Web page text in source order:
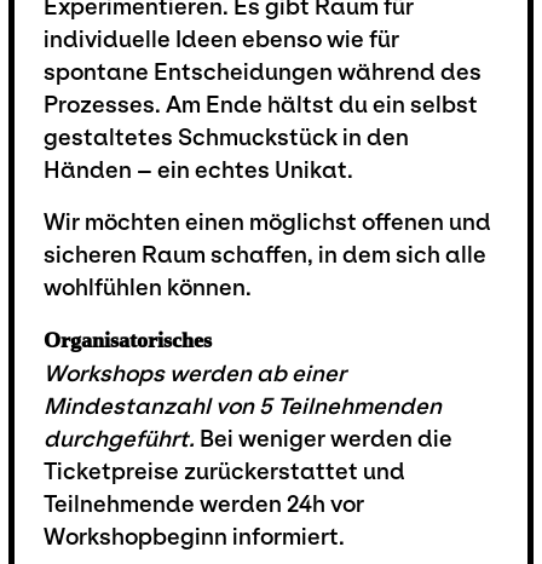
Experimentieren. Es gibt Raum für
individuelle Ideen ebenso wie für
spontane Entscheidungen während des
Prozesses. Am Ende hältst du ein selbst
gestaltetes Schmuckstück in den
Händen – ein echtes Unikat.
Wir möchten einen möglichst offenen und
sicheren Raum schaffen, in dem sich alle
wohlfühlen können.
Organisatorisches
Workshops werden ab einer
Mindestanzahl von 5 Teilnehmenden
durchgeführt. Bei weniger werden die
Ticketpreise zurückerstattet und
Teilnehmende werden 24h vor
Workshopbeginn informiert.